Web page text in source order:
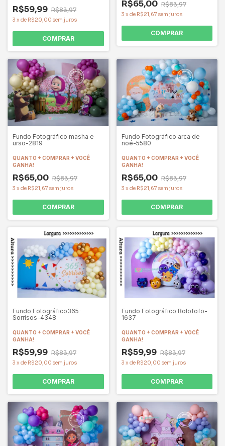
R$59,99 R$83,97
3 x de R$20,00 sem juros
COMPRAR
R$65,00 R$83,97
3 x de R$21,67 sem juros
COMPRAR
Fundo Fotográfico masha e
urso-2819
QUANTO + COMPRAR + VOCÊ
GANHA!
R$65,00 R$83,97
3 x de R$21,67 sem juros
COMPRAR
Fundo Fotográfico arca de
noé-5580
QUANTO + COMPRAR + VOCÊ
GANHA!
R$65,00 R$83,97
3 x de R$21,67 sem juros
COMPRAR
Fundo Fotográfico365-
Sorrisos-4348
QUANTO + COMPRAR + VOCÊ
GANHA!
R$59,99 R$83,97
3 x de R$20,00 sem juros
COMPRAR
Fundo Fotográfico Bolofofo-
1637
QUANTO + COMPRAR + VOCÊ
GANHA!
R$59,99 R$83,97
3 x de R$20,00 sem juros
COMPRAR